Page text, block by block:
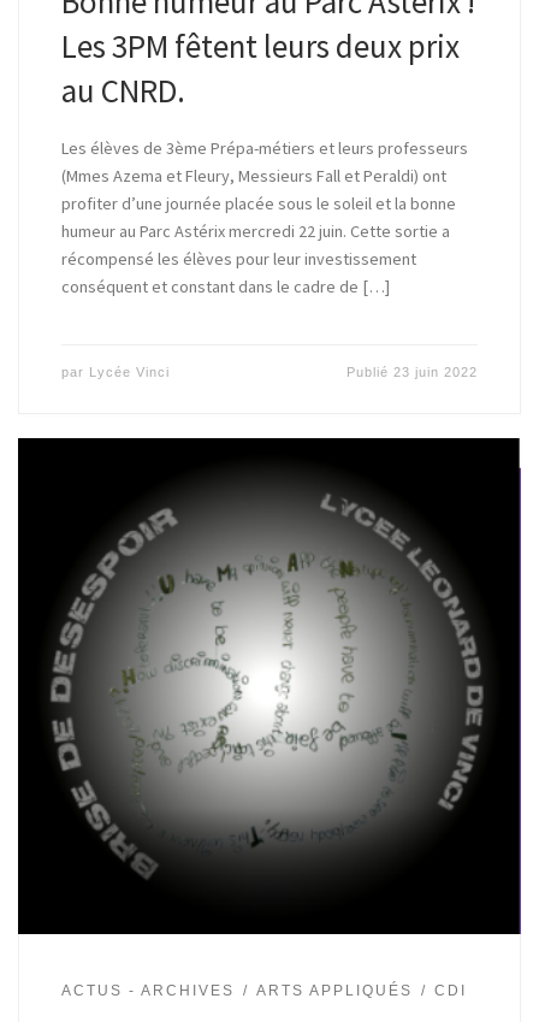
Les 3PM fêtent leurs deux prix
au CNRD.
Les élèves de 3ème Prépa-métiers et leurs professeurs
(Mmes Azema et Fleury, Messieurs Fall et Peraldi) ont
profiter d’une journée placée sous le soleil et la bonne
humeur au Parc Astérix mercredi 22 juin. Cette sortie a
récompensé les élèves pour leur investissement
conséquent et constant dans le cadre de […]
par Lycée Vinci Publié 23 juin 2022
ACTUS - ARCHIVES ARTS APPLIQUÉS CDI